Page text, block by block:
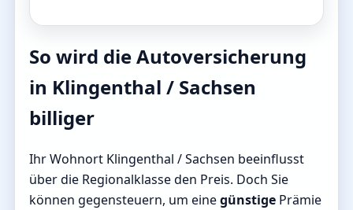
So wird die Autoversicherung
in Klingenthal / Sachsen
billiger
Ihr Wohnort Klingenthal / Sachsen beeinflusst
über die Regionalklasse den Preis. Doch Sie
können gegensteuern, um einegünstige Prämie